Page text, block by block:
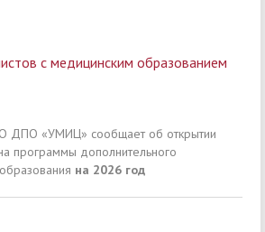
с медицинским образованием
ДПО «УМИЦ» сообщает об открытии
программы дополнительного
на 2026 год